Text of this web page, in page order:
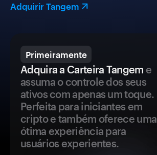
Adquirir Tangem
Primeiramente
Adquira a Carteira Tangem e
assuma o controle dos seus
ativos com apenas um toque.
Perfeita para iniciantes em
cripto e também oferece uma
ótima experiência para
usuários experientes.